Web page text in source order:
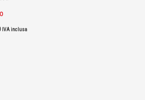
IVA inclusa